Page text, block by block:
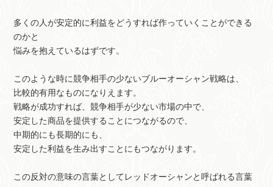
多くの人が安定的に利益をどうすれば作っていくことができる
のかと
悩みを抱えているはずです。
このような時に競争相手の少ないブルーオーシャン戦略は、
比較的有用なものになりえます。
戦略が成功すれば、競争相手が少ない市場の中で、
安定した商品を提供することにつながるので、
中期的にも長期的にも、
安定した利益を生み出すことにもつながります。
この反対の意味の言葉としてレッドオーシャンと呼ばれる言葉